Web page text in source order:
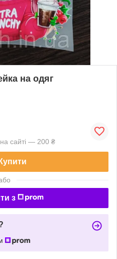
на одяг
сайті — 200 ₴
Купити
з